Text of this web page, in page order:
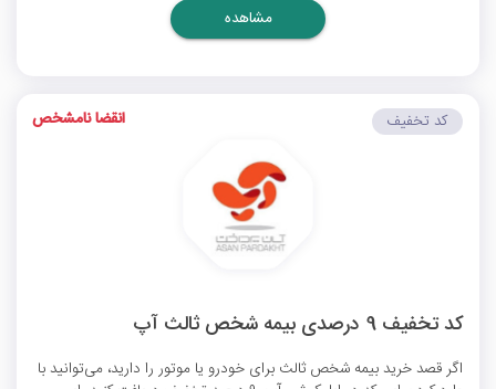
مشاهده
کد تخفیف 9 درصدی بیمه شخص ثالث آپ
اگر قصد خرید بیمه شخص ثالث برای خودرو یا موتور را دارید، می‌توانید با
کد تخفیف انقضا نامشخص